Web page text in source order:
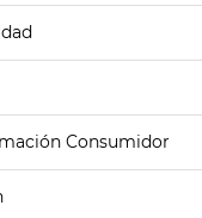
Consumidor